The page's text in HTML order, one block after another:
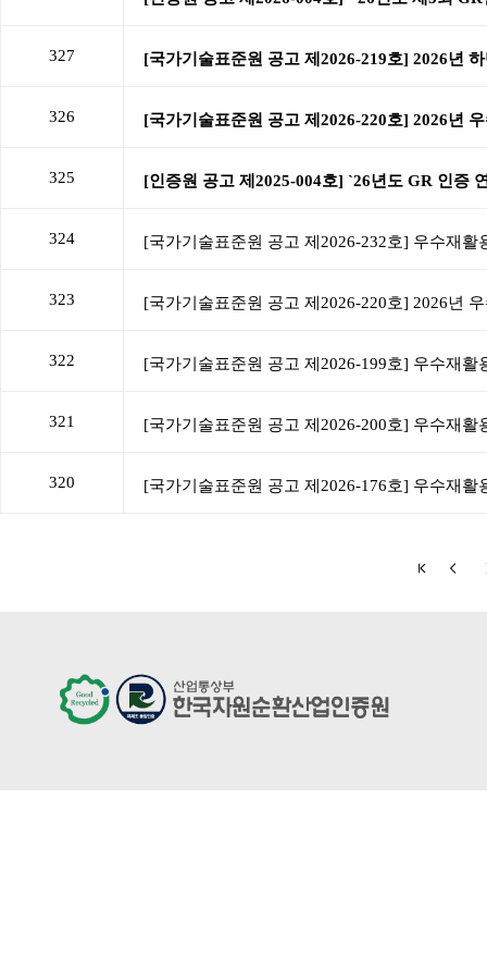
327
326
325
324
323
322
321
320